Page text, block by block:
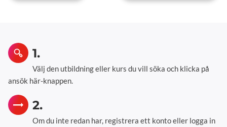
1.
Välj den utbildning eller kurs du vill söka och klicka på
ansök här-knappen.
2.
Om du inte redan har, registrera ett konto eller logga in